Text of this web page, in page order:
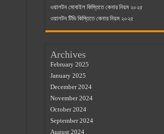
ওয়ালটন মোবাইল কিস্তিতে কেনার নিয়ম ২০২৫
ওয়ালটন টিভি কিস্তিতে কেনার নিয়ম ২০২৫
Archives
February 2025
January 2025
December 2024
November 2024
October 2024
September 2024
August 2024